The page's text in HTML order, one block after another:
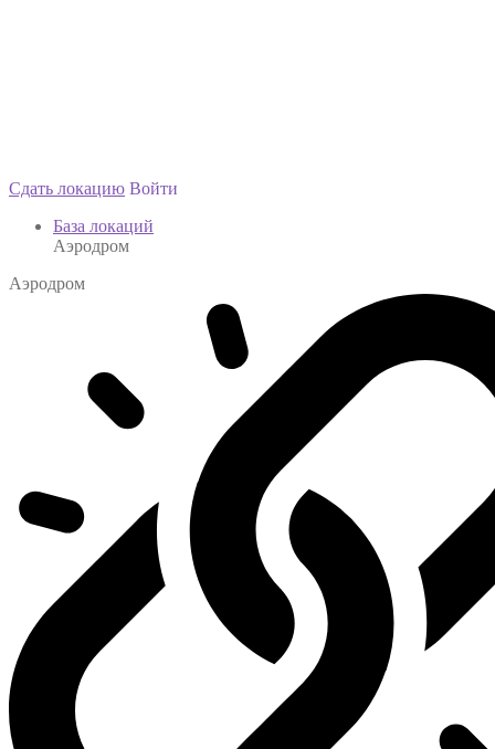
Сдать локацию Войти
База локаций
Аэродром
Аэродром